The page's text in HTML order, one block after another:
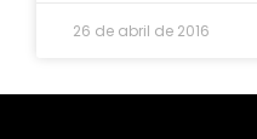
26 de abril de 2016